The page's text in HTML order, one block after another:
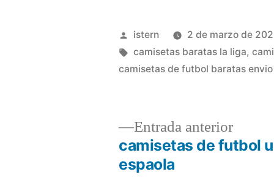
Publicado
por
istern 2 de marzo de
Etiquetas:
camisetas baratas la liga,
camisetas de futbol baratas
Navegación
Entrada anteriorEntrada
camisetas de futbol
espaola